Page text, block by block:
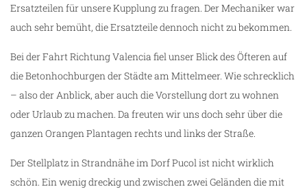
Ersatzteilen für unsere Kupplung zu fragen. Der Mechaniker war
auch sehr bemüht, die Ersatzteile dennoch nicht zu bekommen.
Bei der Fahrt Richtung Valencia fiel unser Blick des Öfteren auf
die Betonhochburgen der Städte am Mittelmeer. Wie schrecklich
– also der Anblick, aber auch die Vorstellung dort zu wohnen
oder Urlaub zu machen. Da freuten wir uns doch sehr über die
ganzen Orangen Plantagen rechts und links der Straße.
Der Stellplatz in Strandnähe im Dorf Pucol ist nicht wirklich
schön. Ein wenig dreckig und zwischen zwei Geländen die mit